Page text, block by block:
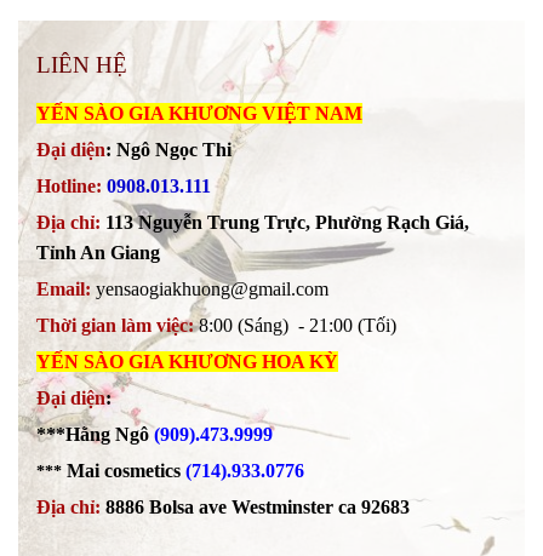
LIÊN HỆ
YẾN SÀO GIA KHƯƠNG VIỆT NAM
Đại diện: Ngô Ngọc Thi
Hotline: 0908.013.111
Địa chỉ: 113 Nguyễn Trung Trực, Phường Rạch Giá,
Tỉnh An Giang
Email: yensaogiakhuong@gmail.com
Thời gian làm việc:8:00 (Sáng) - 21:00 (Tối)
YẾN SÀO GIA KHƯƠNG HOA KỲ
Đại diện:
***Hằng Ngô (909).473.9999
*** Mai cosmetics (714).933.0776
Địa chỉ: 8886 Bolsa ave Westminster ca 92683